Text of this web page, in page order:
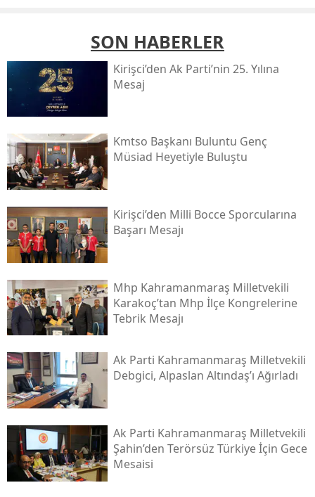
SON HABERLER
Kirişci’den Ak Parti’nin 25. Yılına
Mesaj
Kmtso Başkanı Buluntu Genç
Müsi̇ad Heyetiyle Buluştu
Kirişci’den Milli Bocce Sporcularına
Başarı Mesajı
Mhp Kahramanmaraş Milletvekili
Karakoç’tan Mhp İlçe Kongrelerine
Tebrik Mesajı
Ak Parti Kahramanmaraş Milletvekili
Debgici, Alpaslan Altındaş’ı Ağırladı
Ak Parti Kahramanmaraş Milletvekili
Şahin’den Terörsüz Türkiye İçin Gece
Mesaisi